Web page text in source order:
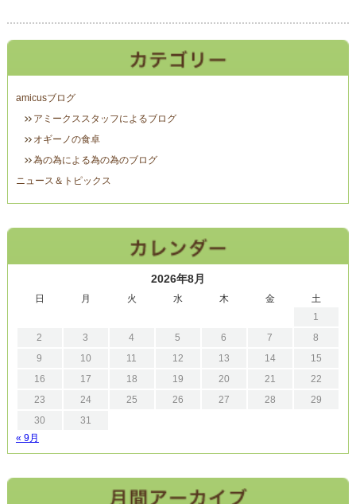
amicusブログ
アミークススタッフによるブログ
オギーノの食卓
為の為による為の為のブログ
ニュース＆トピックス
2026年8月
日 月 火 水 木 金
土
1
2
3 4 5 6 7
8
9
10 11 12 13 14
15
16
17 18 19 20 21
22
23
24 25 26 27 28
29
30
31
« 9月